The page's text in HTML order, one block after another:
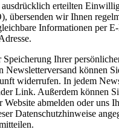
erteilten
übersenden wir Ihnen
Informationen per
Ihrer
Newsletterversand können
widerrufen. In jedem
Link. Außerdem können
Website abmelden oder uns
Datenschutzhinweise